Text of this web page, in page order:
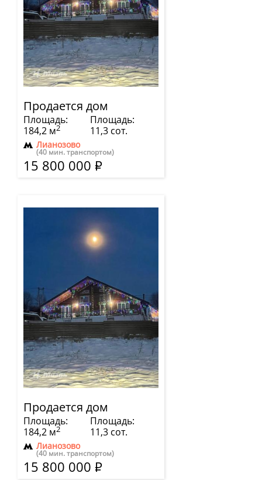
Продается дом
Площадь:
184,2 м2
Площадь:
11,3 сот.
Лианозово
(40 мин. транспортом)
15 800 000 Р
Продается дом
Площадь:
184,2 м2
Площадь:
11,3 сот.
Лианозово
(40 мин. транспортом)
15 800 000 Р